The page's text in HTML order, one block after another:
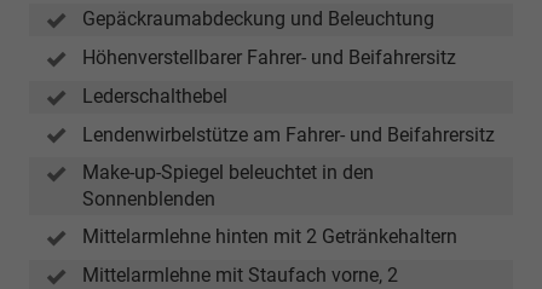
Gepäckraumabdeckung und Beleuchtung
Höhenverstellbarer Fahrer- und Beifahrersitz
Lederschalthebel
Lendenwirbelstütze am Fahrer- und Beifahrersitz
Make-up-Spiegel beleuchtet in den
Sonnenblenden
Mittelarmlehne hinten mit 2 Getränkehaltern
Mittelarmlehne mit Staufach vorne, 2